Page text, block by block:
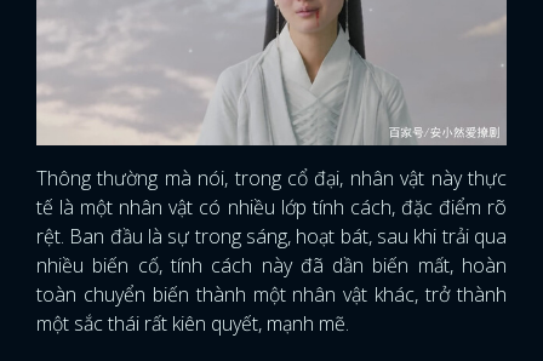
FACEBOOK GOOGLE
Thông thường mà nói, trong cổ đại, nhân vật này thực
tế là một nhân vật có nhiều lớp tính cách, đặc điểm rõ
rệt. Ban đầu là sự trong sáng, hoạt bát, sau khi trải qua
nhiều biến cố, tính cách này đã dần biến mất, hoàn
toàn chuyển biến thành một nhân vật khác, trở thành
một sắc thái rất kiên quyết, mạnh mẽ.